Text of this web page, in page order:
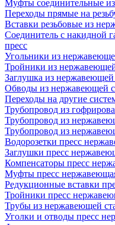
Муфты соединительные
Переходы прямые на
Вставки резьбовые из
Соединитель с накидной
пресс
Угольники из
Тройники из
Заглушка из нержавеющей
Обводы из нержавеющей
Переходы на другие
Трубопровод из
Трубопровод из
Трубопровод из
Водорозетки пресс
Заглушки пресс
Компенсаторы пресс
Муфты пресс
Редукционные вставки
Тройники пресс
Трубы из нержавеющей
Уголки и отводы пресс